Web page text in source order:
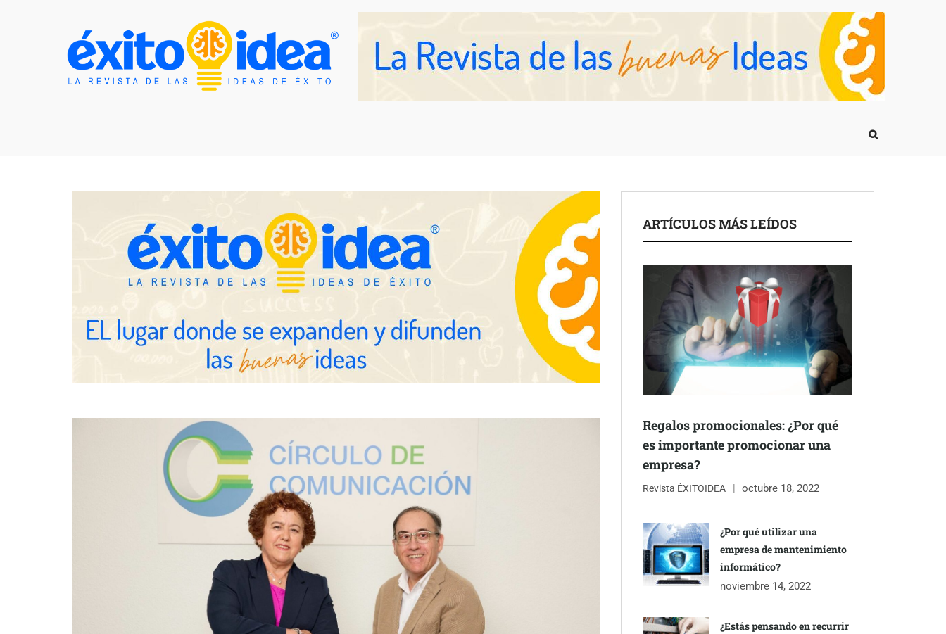
ARTÍCULOS MÁS LEÍDOS
Regalos promocionales: ¿Por qué
es importante promocionar una
empresa?
Revista ÉXITOIDEA octubre 18, 2022
¿Por qué utilizar una
empresa de mantenimiento
informático?
noviembre 14, 2022
¿Estás pensando en recurrir